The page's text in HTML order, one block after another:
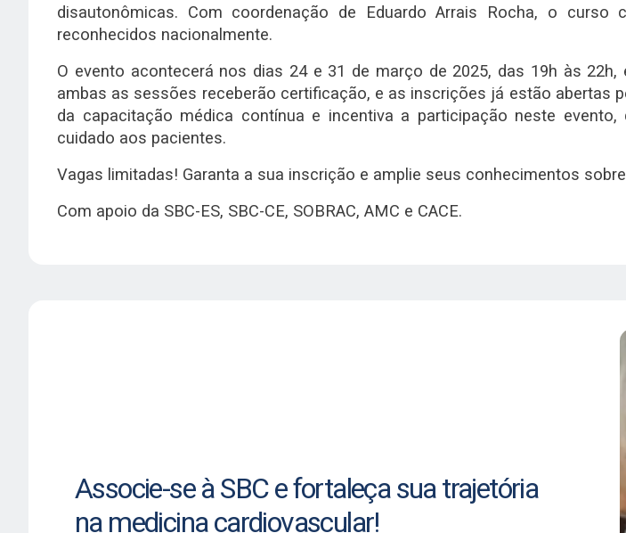
disautonômicas. Com coordenação de Eduardo Arrais Rocha, o
reconhecidos nacionalmente.
O evento acontecerá nos dias 24 e 31 de março de 2025, das 19h às
ambas as sessões receberão certificação, e as inscrições já estão abertas
da capacitação médica contínua e incentiva a participação neste
cuidado aos pacientes.
Vagas limitadas! Garanta a sua inscrição e amplie seus conhecimentos
Com apoio da SBC-ES, SBC-CE, SOBRAC, AMC e CACE.
Associe-se à SBC e fortaleça sua trajetória
na medicina cardiovascular!